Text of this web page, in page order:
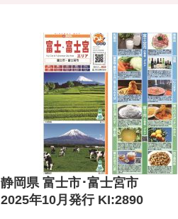
静岡県 富士市･富士宮市
2025年10月発行 KI:2890